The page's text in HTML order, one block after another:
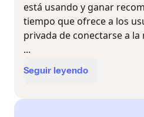
está usando y ganar
tiempo que ofrece a los
privada de conectarse a
...
Seguir leyendo